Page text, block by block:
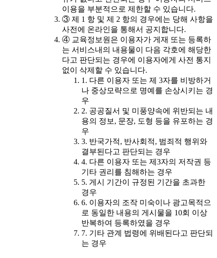
이용을 부분적으로 제한할 수 있습니다.
③ 제 1 항 및 제 2 항의 경우에는 당해 사항을
사전에 온라인을 통해서 공지합니다.
④ 교육정보원은 이용자가 게재 또는 등록하
는 서비스내의 내용물이 다음 각호에 해당한
다고 판단되는 경우에 이용자에게 사전 통지
없이 삭제할 수 있습니다.
1. 다른 이용자 또는 제 3자를 비방하거
나 중상모략으로 명예를 손상시키는 경
우
2. 공공질서 및 미풍양속에 위반되는 내
용의 정보, 문장, 도형 등을 유포하는 경
우
3. 반국가적, 반사회적, 범죄적 행위와
결부된다고 판단되는 경우
4. 다른 이용자 또는 제3자의 저작권 등
기타 권리를 침해하는 경우
5. 게시 기간이 규정된 기간을 초과한
경우
6. 이용자의 조작 미숙이나 광고목적으
로 동일한 내용의 게시물을 10회 이상
반복하여 등록하였을 경우
7. 기타 관계 법령에 위배된다고 판단되
는 경우